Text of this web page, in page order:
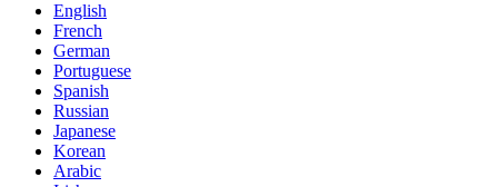
English
French
German
Portuguese
Spanish
Russian
Japanese
Korean
Arabic